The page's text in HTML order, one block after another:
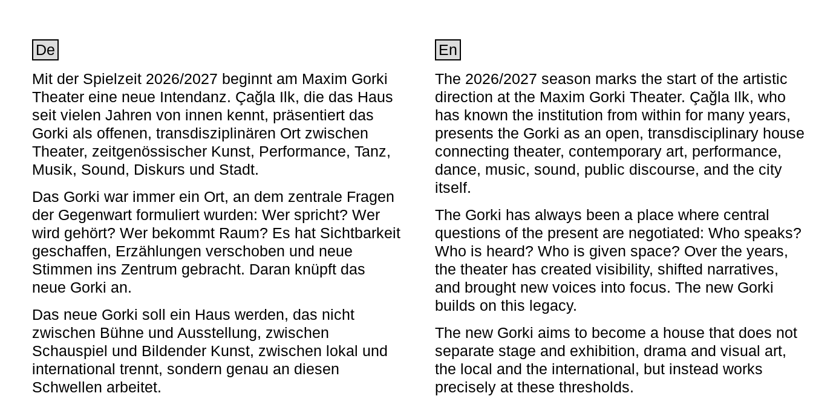
De
Mit der Spielzeit 2026/2027 beginnt am Maxim Gorki
Theater eine neue Intendanz. Çağla Ilk, die das Haus
seit vielen Jahren von innen kennt, präsentiert das
Gorki als offenen, transdisziplinären Ort zwischen
Theater, zeitgenössischer Kunst, Performance, Tanz,
Musik, Sound, Diskurs und Stadt.
Das Gorki war immer ein Ort, an dem zentrale Fragen
der Gegenwart formuliert wurden: Wer spricht? Wer
wird gehört? Wer bekommt Raum? Es hat Sichtbarkeit
geschaffen, Erzählungen verschoben und neue
Stimmen ins Zentrum gebracht. Daran knüpft das
neue Gorki an.
Das neue Gorki soll ein Haus werden, das nicht
zwischen Bühne und Ausstellung, zwischen
Schauspiel und Bildender Kunst, zwischen lokal und
international trennt, sondern genau an diesen
Schwellen arbeitet.
En
The 2026/2027 season marks the start of the artistic
direction at the Maxim Gorki Theater. Çağla Ilk, who
has known the institution from within for many years,
presents the Gorki as an open, transdisciplinary house
connecting theater, contemporary art, performance,
dance, music, sound, public discourse, and the city
itself.
The Gorki has always been a place where central
questions of the present are negotiated: Who speaks?
Who is heard? Who is given space? Over the years,
the theater has created visibility, shifted narratives,
and brought new voices into focus. The new Gorki
builds on this legacy.
The new Gorki aims to become a house that does not
separate stage and exhibition, drama and visual art,
the local and the international, but instead works
precisely at these thresholds.